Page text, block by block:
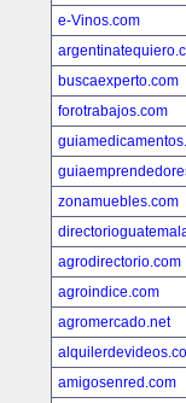
e-Vinos.com
buscaexperto.com
forotrabajos.com
zonamuebles.com
agrodirectorio.com
agroindice.com
agromercado.net
amigosenred.com